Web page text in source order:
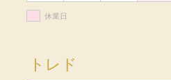
休業日
トレド